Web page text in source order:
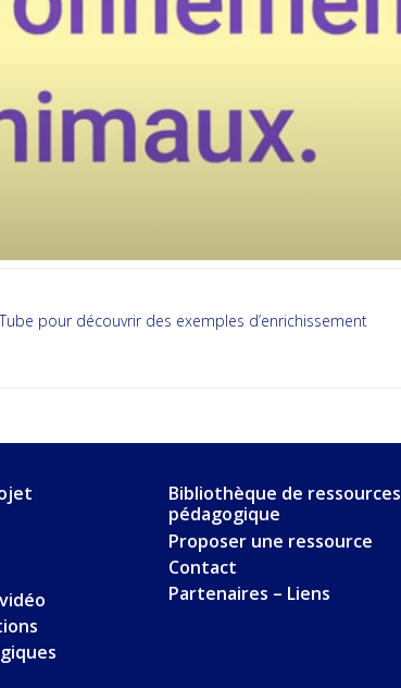
pour découvrir des exemples d’enrichissement
Bibliothèque de ressources
pédagogique
Proposer une ressource
Contact
Partenaires – Liens